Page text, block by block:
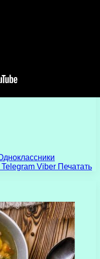
Telegram Viber Печатать